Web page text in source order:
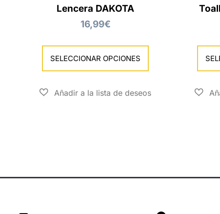
Lencera DAKOTA
16,99€
SELECCIONAR OPCIONES